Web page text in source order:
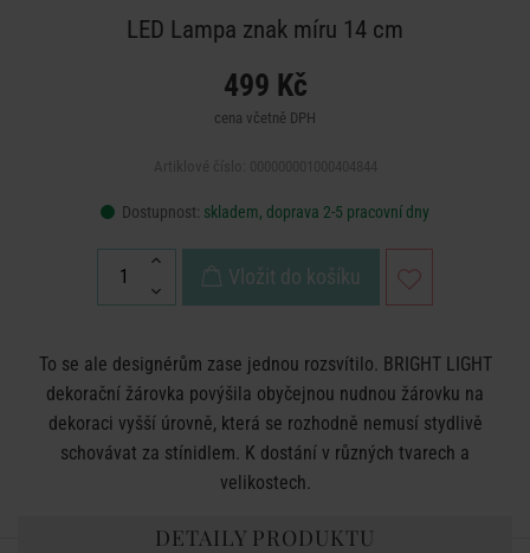
LED Lampa znak míru 14 cm
499 Kč
cena včetně DPH
Dostupnost: skladem, doprava 2-5 pracovní dny
Vložit do košíku
To se ale designérům zase jednou rozsvítilo. BRIGHT LIGHT
dekorační žárovka povýšila obyčejnou nudnou žárovku na
dekoraci vyšší úrovně, která se rozhodně nemusí stydlivě
schovávat za stínidlem. K dostání v různých tvarech a
velikostech.
DETAILY PRODUKTU